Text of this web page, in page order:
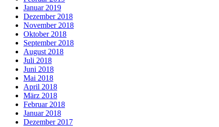
Januar 2019
Dezember 2018
November 2018
Oktober 2018
September 2018
August 2018
Juli 2018
Juni 2018
Mai 2018
April 2018
März 2018
Februar 2018
Januar 2018
Dezember 2017